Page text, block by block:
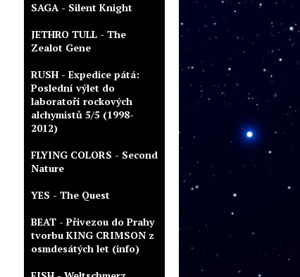
SAGA - Silent Knight
JETHRO TULL - The
Zealot Gene
RUSH - Expedice pátá:
Poslední výlet do
laboratoří rockových
alchymistů 5/5 (1998-
2012)
FLYING COLORS - Second
Nature
YES - The Quest
BEAT - Přivezou do Prahy
tvorbu KING CRIMSON z
osmdesátých let (info)